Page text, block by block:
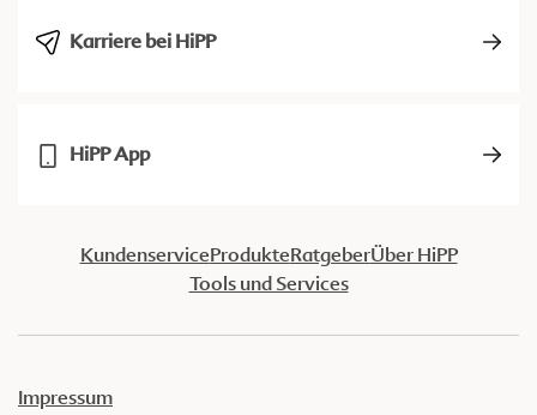
Karriere bei HiPP
HiPP App
KundenserviceProdukteRatgeberÜber HiPP
Tools und Services
Impressum